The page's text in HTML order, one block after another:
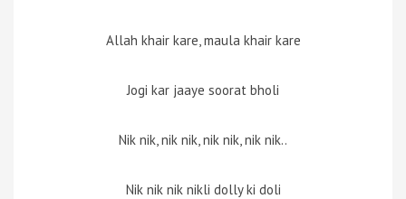
Allah khair kare, maula khair kare
Jogi kar jaaye soorat bholi
Nik nik, nik nik, nik nik, nik nik..
Nik nik nik nikli dolly ki doli